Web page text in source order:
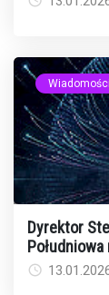
Wiadomości
Dyrektor